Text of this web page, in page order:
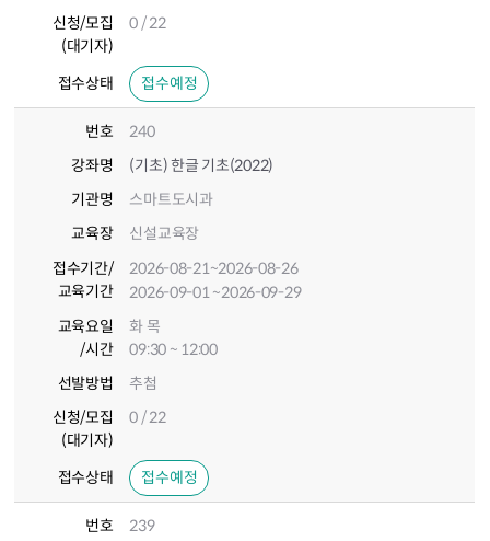
신청/모집
(대기자)
0 / 22
접수상태 접수예정
번호
240
강좌명
(기초) 한글 기초(2022)
기관명
스마트도시과
교육장
신설교육장
접수기간/
교육기간
2026-08-21~2026-08-26
2026-09-01~2026-09-29
교육요일
/시간
화 목
09:30 ~ 12:00
선발방법
추첨
신청/모집
(대기자)
0 / 22
접수상태 접수예정
번호
239